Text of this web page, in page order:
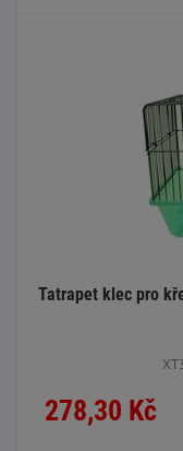
Tatrapet klec pro
278,30 Kč